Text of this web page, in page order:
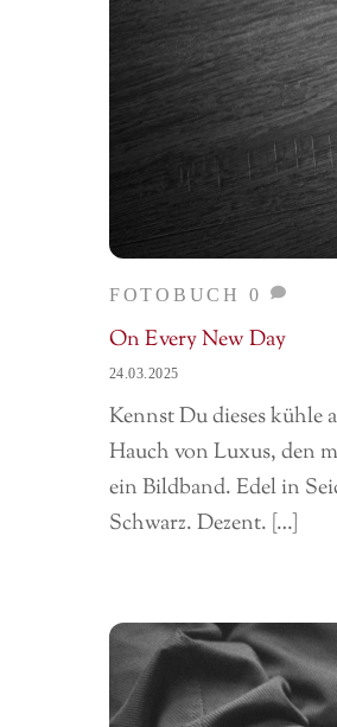
24.03.2025
On Every New Day
FOTOBUCH 0
Kennst Du dieses kühle
Hauch von Luxus, den
ein Bildband. Edel in
Schwarz. Dezent. […]